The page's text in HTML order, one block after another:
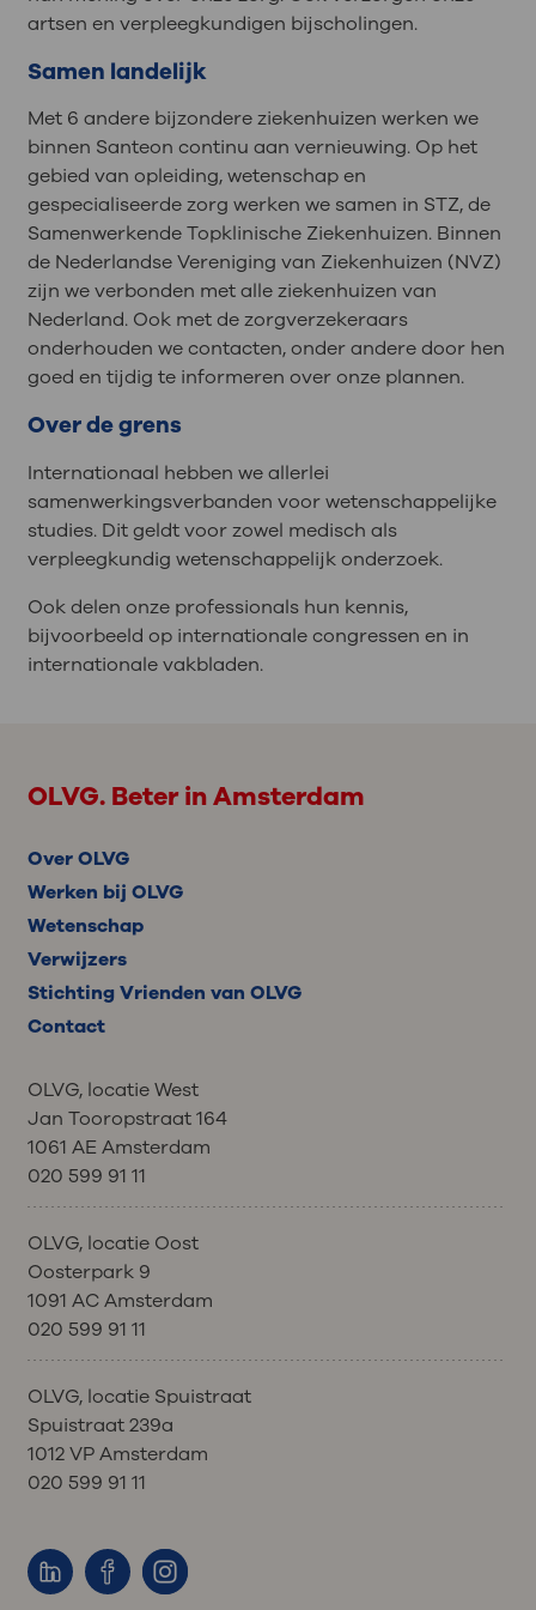
artsen en verpleegkundigen bijscholingen.
Samen landelijk
Met 6 andere bijzondere ziekenhuizen werken we
binnen Santeon continu aan vernieuwing. Op het
gebied van opleiding, wetenschap en
gespecialiseerde zorg werken we samen in STZ, de
Samenwerkende Topklinische Ziekenhuizen. Binnen
de Nederlandse Vereniging van Ziekenhuizen (NVZ)
zijn we verbonden met alle ziekenhuizen van
Nederland. Ook met de zorgverzekeraars
onderhouden we contacten, onder andere door hen
goed en tijdig te informeren over onze plannen.
Over de grens
Internationaal hebben we allerlei
samenwerkingsverbanden voor wetenschappelijke
studies. Dit geldt voor zowel medisch als
verpleegkundig wetenschappelijk onderzoek.
Ook delen onze professionals hun kennis,
bijvoorbeeld op internationale congressen en in
internationale vakbladen.
OLVG. Beter in Amsterdam
Over OLVG
Werken bij OLVG
Wetenschap
Verwijzers
Stichting Vrienden van OLVG
Contact
OLVG, locatie West
Jan Tooropstraat 164
1061 AE Amsterdam
020 599 91 11
OLVG, locatie Oost
Oosterpark 9
1091 AC Amsterdam
020 599 91 11
OLVG, locatie Spuistraat
Spuistraat 239a
1012 VP Amsterdam
020 599 91 11